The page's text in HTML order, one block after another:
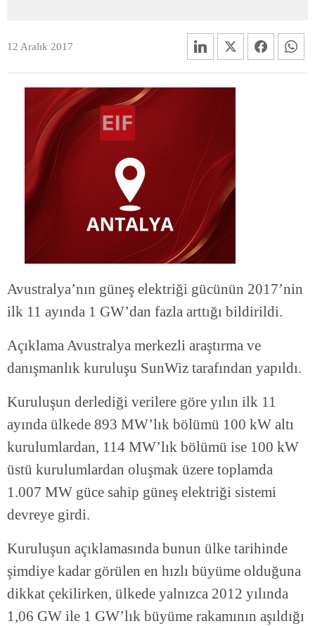
12 Aralık 2017
Avustralya’nın güneş elektriği gücünün 2017’nin
ilk 11 ayında 1 GW’dan fazla arttığı bildirildi.
Açıklama Avustralya merkezli araştırma ve
danışmanlık kuruluşu SunWiz tarafından yapıldı.
Kuruluşun derlediği verilere göre yılın ilk 11
ayında ülkede 893 MW’lık bölümü 100 kW altı
kurulumlardan, 114 MW’lık bölümü ise 100 kW
üstü kurulumlardan oluşmak üzere toplamda
1.007 MW güce sahip güneş elektriği sistemi
devreye girdi.
Kuruluşun açıklamasında bunun ülke tarihinde
şimdiye kadar görülen en hızlı büyüme olduğuna
dikkat çekilirken, ülkede yalnızca 2012 yılında
1,06 GW ile 1 GW’lık büyüme rakamının aşıldığı